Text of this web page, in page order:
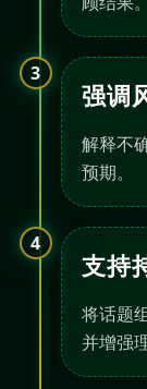
3
强调
解释不
预期。
4
支持
将话题
并增强